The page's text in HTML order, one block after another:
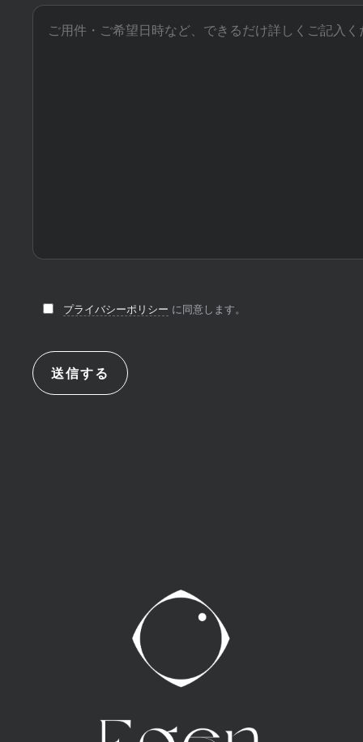
プライバシーポリシー に同意します。
送信する